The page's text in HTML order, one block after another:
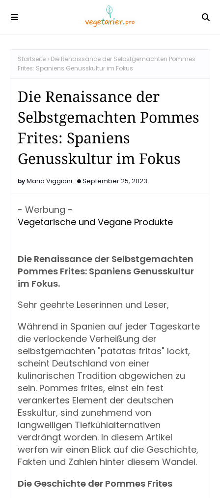
Startseite
Die Renaissance der Selbstgemachten Pommes
Frites: Spaniens Genusskultur im Fokus
Die Renaissance der
Selbstgemachten Pommes
Frites: Spaniens
Genusskultur im Fokus
Mario Viggiani September 25, 2023
- Werbung -
Vegetarische und Vegane Produkte
Die Renaissance der Selbstgemachten
Pommes Frites: Spaniens Genusskultur
im Fokus.
Sehr geehrte Leserinnen und Leser,
Während in Spanien auf jeder Tageskarte
die verlockende Verheißung der
selbstgemachten "patatas fritas" lockt,
scheint Deutschland von einer
kulinarischen Tradition abgewichen zu
sein. Pommes frites, einst ein fest
verankertes Element der deutschen
Esskultur, sind zunehmend von
langweiligen Tiefkühlalternativen
verdrängt worden. In diesem Artikel
werfen wir einen Blick auf die Geschichte,
Fakten und Zahlen hinter diesem Wandel.
Die Geschichte der Pommes Frites